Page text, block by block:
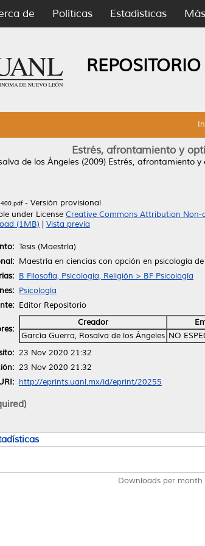
de Políticas Estadísticas
Estrés, afrontamiento y
de los Ángeles (2009) Estrés, afrontamiento y
- Versión provisional
under License Creative Commons Attribution Non-
(1MB)
Vista previa
Tesis (Maestría)
Maestría en ciencias con opción en psicología
B Filosofía, Psicología, Religión > BF Psicología
Psicología
Editor Repositorio
Creador
García Guerra, Rosalva de los Ángeles NO
23 Nov 2020 21:32
23 Nov 2020 21:32
http://eprints.uanl.mx/id/eprint/20255
Downloads per